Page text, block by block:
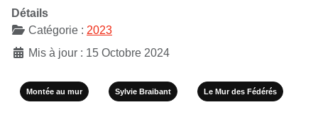
Détails
Catégorie : 2023
Mis à jour : 15 Octobre 2024
Montée au mur Sylvie Braibant Le Mur des Fédérés